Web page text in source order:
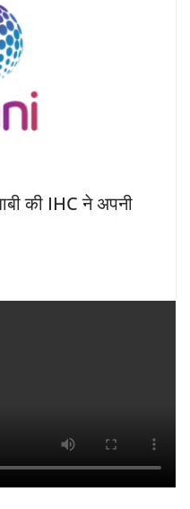
की IHC ने अपनी